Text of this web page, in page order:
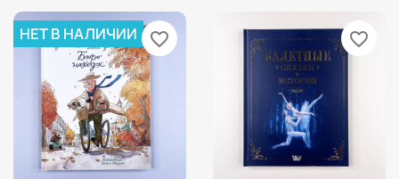
НЕТ В НАЛИЧИИ favorite_border favorite_border